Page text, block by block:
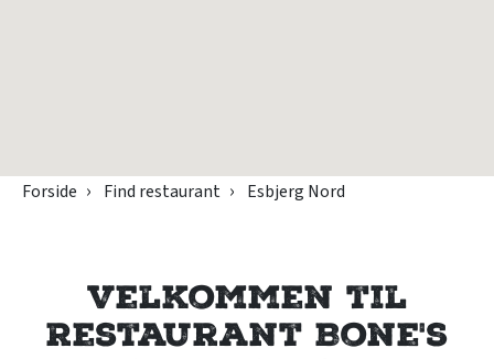
Forside Find restaurant Esbjerg Nord
Velkommen til
Restaurant Bone's